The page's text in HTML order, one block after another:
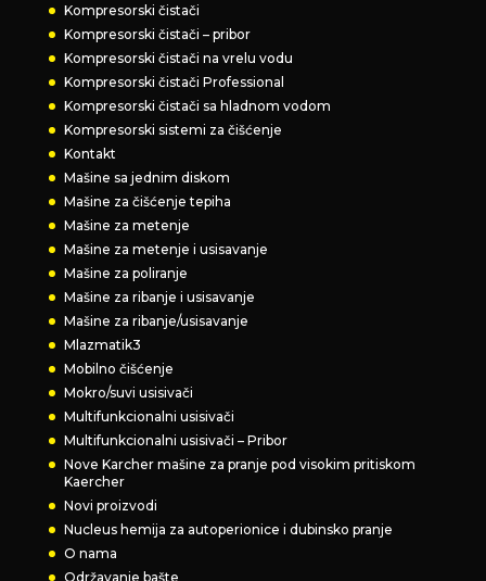
Kompresorski čistači
Kompresorski čistači – pribor
Kompresorski čistači na vrelu vodu
Kompresorski čistači Professional
Kompresorski čistači sa hladnom vodom
Kompresorski sistemi za čišćenje
Kontakt
Mašine sa jednim diskom
Mašine za čišćenje tepiha
Mašine za metenje
Mašine za metenje i usisavanje
Mašine za poliranje
Mašine za ribanje i usisavanje
Mašine za ribanje/usisavanje
Mlazmatik3
Mobilno čišćenje
Mokro/suvi usisivači
Multifunkcionalni usisivači
Multifunkcionalni usisivači – Pribor
Nove Karcher mašine za pranje pod visokim pritiskom
Kaercher
Novi proizvodi
Nucleus hemija za autoperionice i dubinsko pranje
O nama
Održavanje bašte